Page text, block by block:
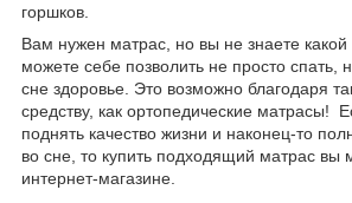
горшков.
Вам нужен матрас, но вы не знаете
можете себе позволить не просто спать,
сне здоровье. Это возможно благодаря
средству, как ортопедические матрасы!
поднять качество жизни и наконец-то
во сне, то купить подходящий матрас вы
интернет-магазине.